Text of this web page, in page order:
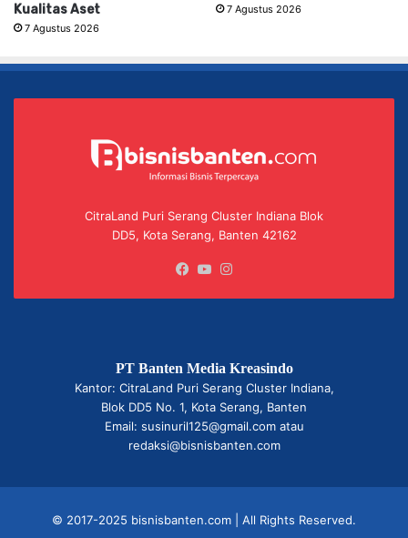
Kualitas Aset
7 Agustus 2026
7 Agustus 2026
CitraLand Puri Serang Cluster Indiana Blok
DD5, Kota Serang, Banten 42162
Facebook
YouTube
PT Banten Media Kreasindo
Kantor: CitraLand Puri Serang Cluster Indiana,
Blok DD5 No. 1, Kota Serang, Banten
Email: susinuril125@gmail.com atau
redaksi@bisnisbanten.com
© 2017-2025 bisnisbanten.com | All Rights Reserved.